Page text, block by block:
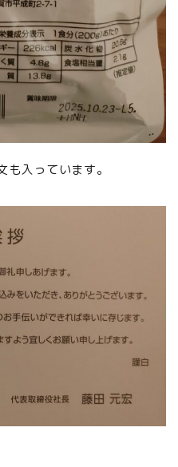
入っています。